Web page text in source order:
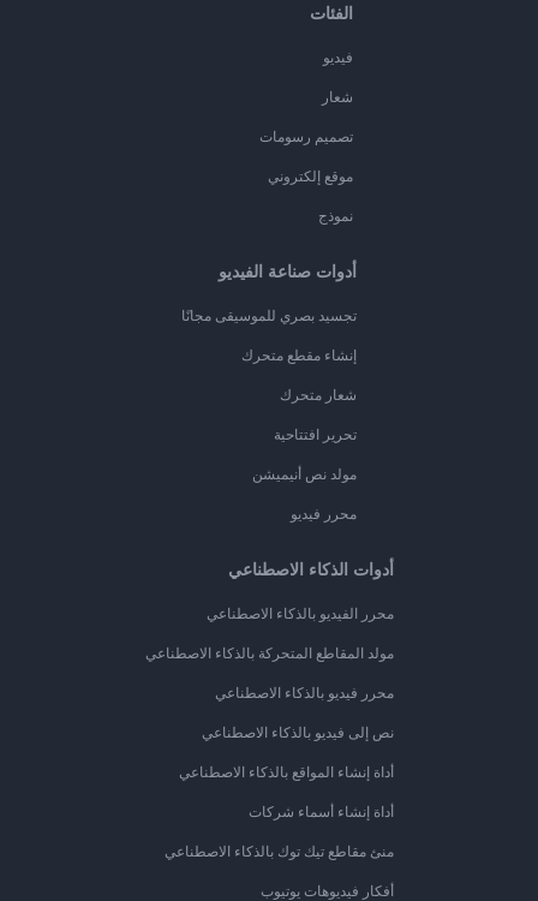
الفئات
فيديو
شعار
تصميم رسومات
موقع إلكتروني
نموذج
أدوات صناعة الفيديو
تجسيد بصري للموسيقى مجانًا
إنشاء مقطع متحرك
شعار متحرك
تحرير افتتاحية
مولد نص أنيميشن
محرر فيديو
أدوات الذكاء الاصطناعي
محرر الفيديو بالذكاء الاصطناعي
مولد المقاطع المتحركة بالذكاء الاصطناعي
محرر فيديو بالذكاء الاصطناعي
نص إلى فيديو بالذكاء الاصطناعي
أداة إنشاء المواقع بالذكاء الاصطناعي
أداة إنشاء أسماء شركات
منئ مقاطع تيك توك بالذكاء الاصطناعي
أفكار فيديوهات يوتيوب